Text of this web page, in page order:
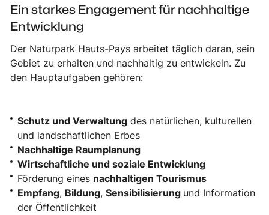
Ein starkes Engagement für nachhaltige
Entwicklung
Der Naturpark Hauts-Pays arbeitet täglich daran, sein
Gebiet zu erhalten und nachhaltig zu entwickeln. Zu
den Hauptaufgaben gehören:
Schutz und Verwaltung des natürlichen, kulturellen
und landschaftlichen Erbes
Nachhaltige Raumplanung
Wirtschaftliche und soziale Entwicklung
Förderung eines nachhaltigen Tourismus
Empfang, Bildung,Sensibilisierung und Information
der Öffentlichkeit